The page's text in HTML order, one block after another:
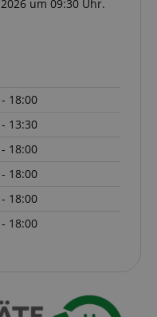
um 09:30 Uhr.
18:00
13:30
18:00
18:00
18:00
18:00